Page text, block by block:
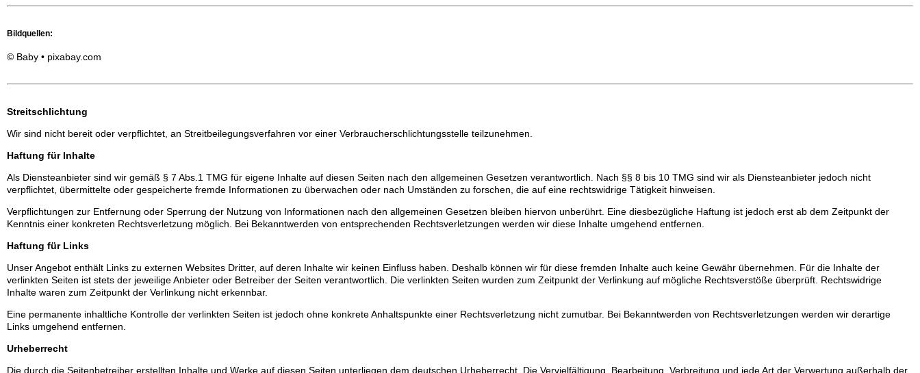
Bildquellen:
© Baby • pixabay.com
Streitschlichtung
Wir sind nicht bereit oder verpflichtet, an Streitbeilegungsverfahren vor einer Verbraucherschlichtungsstelle teilzunehmen.
Haftung für Inhalte
Als Diensteanbieter sind wir gemäß § 7 Abs.1 TMG für eigene Inhalte auf diesen Seiten nach den allgemeinen Gesetzen verantwortlich. Nach §§ 8 bis 10 TMG sind wir als Diensteanbieter jedoch nicht
verpflichtet, übermittelte oder gespeicherte fremde Informationen zu überwachen oder nach Umständen zu forschen, die auf eine rechtswidrige Tätigkeit hinweisen.
Verpflichtungen zur Entfernung oder Sperrung der Nutzung von Informationen nach den allgemeinen Gesetzen bleiben hiervon unberührt. Eine diesbezügliche Haftung ist jedoch erst ab dem Zeitpunkt der
Kenntnis einer konkreten Rechtsverletzung möglich. Bei Bekanntwerden von entsprechenden Rechtsverletzungen werden wir diese Inhalte umgehend entfernen.
Haftung für Links
Unser Angebot enthält Links zu externen Websites Dritter, auf deren Inhalte wir keinen Einfluss haben. Deshalb können wir für diese fremden Inhalte auch keine Gewähr übernehmen. Für die Inhalte der
verlinkten Seiten ist stets der jeweilige Anbieter oder Betreiber der Seiten verantwortlich. Die verlinkten Seiten wurden zum Zeitpunkt der Verlinkung auf mögliche Rechtsverstöße überprüft. Rechtswidrige
Inhalte waren zum Zeitpunkt der Verlinkung nicht erkennbar.
Eine permanente inhaltliche Kontrolle der verlinkten Seiten ist jedoch ohne konkrete Anhaltspunkte einer Rechtsverletzung nicht zumutbar. Bei Bekanntwerden von Rechtsverletzungen werden wir derartige
Links umgehend entfernen.
Urheberrecht
Die durch die Seitenbetreiber erstellten Inhalte und Werke auf diesen Seiten unterliegen dem deutschen Urheberrecht. Die Vervielfältigung, Bearbeitung, Verbreitung und jede Art der Verwertung außerhalb der